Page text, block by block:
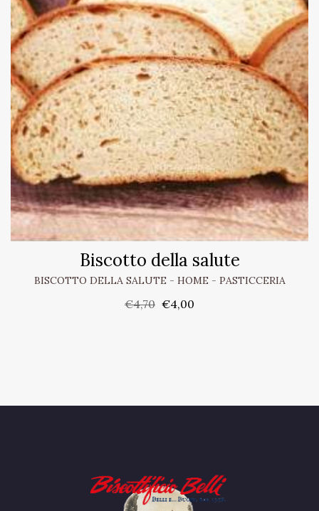
Biscotto della salute
BISCOTTO DELLA SALUTE - HOME - PASTICCERIA
€4,70 €4,00